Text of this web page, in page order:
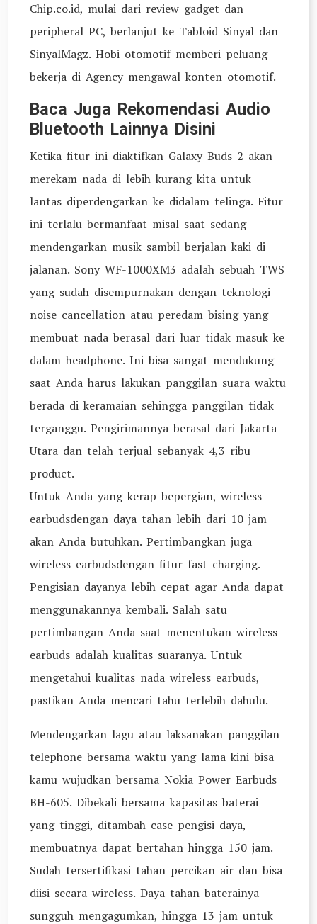
Chip.co.id, mulai dari review gadget dan
peripheral PC, berlanjut ke Tabloid Sinyal dan
SinyalMagz. Hobi otomotif memberi peluang
bekerja di Agency mengawal konten otomotif.
Baca Juga Rekomendasi Audio
Bluetooth Lainnya Disini
Ketika fitur ini diaktifkan Galaxy Buds 2 akan
merekam nada di lebih kurang kita untuk
lantas diperdengarkan ke didalam telinga. Fitur
ini terlalu bermanfaat misal saat sedang
mendengarkan musik sambil berjalan kaki di
jalanan. Sony WF-1000XM3 adalah sebuah TWS
yang sudah disempurnakan dengan teknologi
noise cancellation atau peredam bising yang
membuat nada berasal dari luar tidak masuk ke
dalam headphone. Ini bisa sangat mendukung
saat Anda harus lakukan panggilan suara waktu
berada di keramaian sehingga panggilan tidak
terganggu. Pengirimannya berasal dari Jakarta
Utara dan telah terjual sebanyak 4,3 ribu
product.
Untuk Anda yang kerap bepergian, wireless
earbudsdengan daya tahan lebih dari 10 jam
akan Anda butuhkan. Pertimbangkan juga
wireless earbudsdengan fitur fast charging.
Pengisian dayanya lebih cepat agar Anda dapat
menggunakannya kembali. Salah satu
pertimbangan Anda saat menentukan wireless
earbuds adalah kualitas suaranya. Untuk
mengetahui kualitas nada wireless earbuds,
pastikan Anda mencari tahu terlebih dahulu.
Mendengarkan lagu atau laksanakan panggilan
telephone bersama waktu yang lama kini bisa
kamu wujudkan bersama Nokia Power Earbuds
BH-605. Dibekali bersama kapasitas baterai
yang tinggi, ditambah case pengisi daya,
membuatnya dapat bertahan hingga 150 jam.
Sudah tersertifikasi tahan percikan air dan bisa
diisi secara wireless. Daya tahan baterainya
sungguh mengagumkan, hingga 13 jam untuk